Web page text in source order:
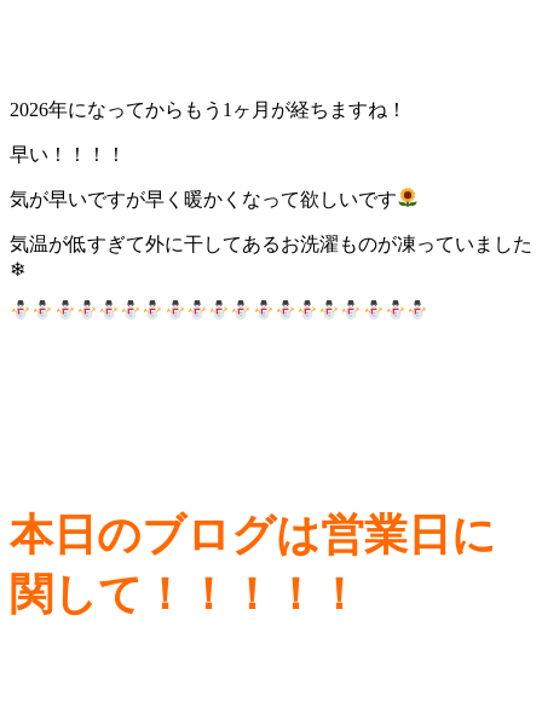
2026年になってからもう1ヶ月が経ちますね！
早い！！！！
気が早いですが早く暖かくなって欲しいです
気温が低すぎて外に干してあるお洗濯ものが凍っていました
❄
本日のブログは営業日に
関して！！！！！